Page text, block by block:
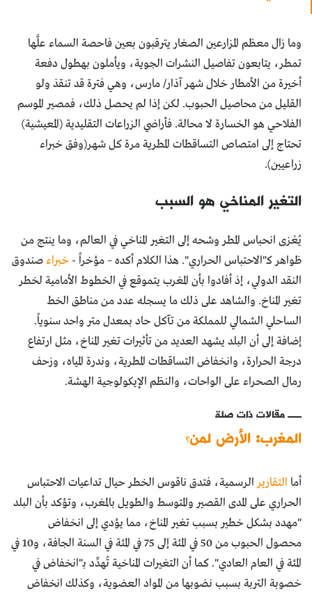
وما زال معظم المزارعين الصغار يترقبون بعين فاحصة السماء علَّها
تمطر، يتابعون تفاصيل النشرات الجوية، ويأملون بهطول دفعة
أخيرة من الأمطار خلال شهر آذار/ مارس، وهي فترة قد تنقذ ولو
القليل من محاصيل الحبوب. لكن إذا لم يحصل ذلك، فمصير الموسم
الفلاحي هو الخسارة لا محالة. فأراضي الزراعات التقليدية (المعيشية)
تحتاج إلى امتصاص التساقطات المطرية مرة كل شهر(وفق خبراء
زراعيين).
التغير المناخي هو السبب
يُعْزى انحباس المطر وشحه إلى التغير المناخي في العالم، وما ينتج من
ظواهر كـ"الاحتباس الحراري". هذا الكلام أكده – مؤخراً - خبراءصندوق
النقد الدولي، إذ أفادوا بأن المغرب يتموقع في الخطوط الأمامية لخطر
تغير المناخ. والشاهد على ذلك ما يسجله عدد من مناطق الخط
الساحلي الشمالي للمملكة من تآكل حاد بمعدل متر واحد سنوياً.
إضافة إلى أن البلد يشهد العديد من تأثيرات تغير المناخ، مثل ارتفاع
درجة الحرارة، وانخفاض التساقطات المطرية، وندرة المياه، وزحف
رمال الصحراء على الواحات، والنظم الإيكولوجية الهشة.
مقالات ذات صلة
المغرب: الأرض لمن؟
أما التقارير الرسمية، فتدق ناقوس الخطر حيال تداعيات الاحتباس
الحراري على المدى القصير والمتوسط والطويل بالمغرب، وتؤكد بأن البلد
"مهدد بشكل خطير بسبب تغير المناخ، مما يؤدي إلى انخفاض
محصول الحبوب من 50 في المئة إلى 75 في المئة في السنة الجافة، و10 في
المئة في العام العادي". كما أن التغيرات المناخية تُهدِّد بـ"انخفاض في
خصوبة التربة بسبب نضوبها من المواد العضوية، وكذلك انخفاض